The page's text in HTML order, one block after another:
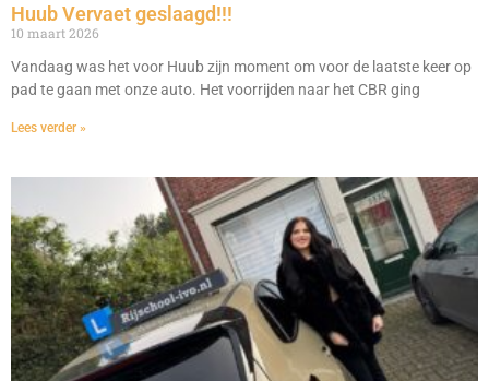
Huub Vervaet geslaagd!!!
10 maart 2026
Vandaag was het voor Huub zijn moment om voor de laatste keer op
pad te gaan met onze auto. Het voorrijden naar het CBR ging
Lees verder »